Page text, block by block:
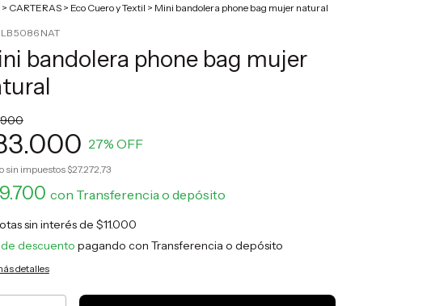
> CARTERAS > Eco Cuero y Textil > Mini bandolera phone bag mujer natural
LB 5086 NAT
bandolera phone bag mujer
27% OFF
sin impuestos$27.272,73
con Transferencia o depósito
sin interés de $11.000
de descuento pagando con Transferencia o depósito
detalles